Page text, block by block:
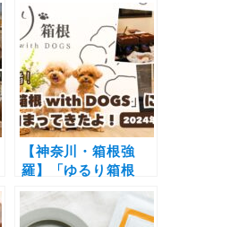
DOGS」が2024年
12月オープン！開業
を記念したお得なプ
ランの販売も開始
【神奈川・箱根強
羅】「ゆるり箱根
with DOGS」に愛犬
と泊まってきたよ！